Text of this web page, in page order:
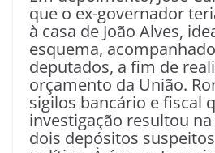
que o ex-governador
à casa de João Alves,
esquema,
deputados, a fim de
orçamento da União.
sigilos bancário e fiscal
investigação resultou
dois depósitos